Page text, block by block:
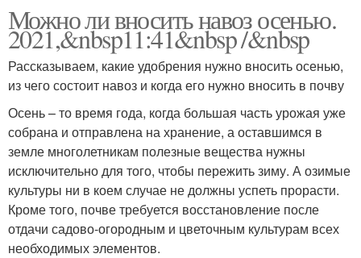
Можно ли вносить навоз осенью.
2021,&nbsp11:41&nbsp /&nbsp
Рассказываем, какие удобрения нужно вносить осенью,
из чего состоит навоз и когда его нужно вносить в почву
Осень – то время года, когда большая часть урожая уже
собрана и отправлена на хранение, а оставшимся в
земле многолетникам полезные вещества нужны
исключительно для того, чтобы пережить зиму. А озимые
культуры ни в коем случае не должны успеть прорасти.
Кроме того, почве требуется восстановление после
отдачи садово-огородным и цветочным культурам всех
необходимых элементов.